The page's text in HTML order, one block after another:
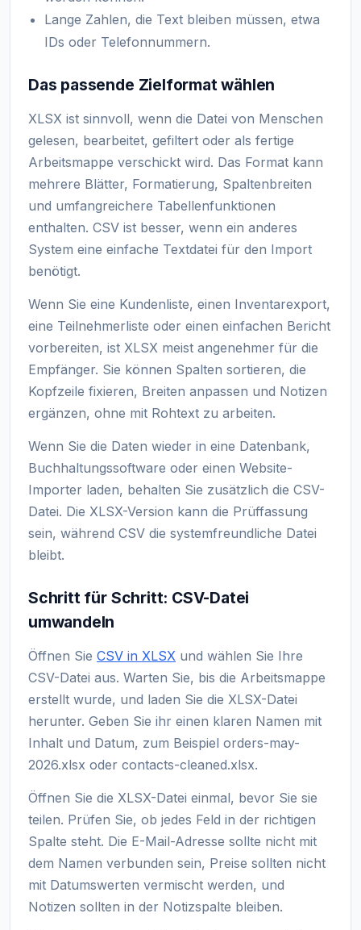
Lange Zahlen, die Text bleiben müssen, etwa
IDs oder Telefonnummern.
Das passende Zielformat wählen
XLSX ist sinnvoll, wenn die Datei von Menschen
gelesen, bearbeitet, gefiltert oder als fertige
Arbeitsmappe verschickt wird. Das Format kann
mehrere Blätter, Formatierung, Spaltenbreiten
und umfangreichere Tabellenfunktionen
enthalten. CSV ist besser, wenn ein anderes
System eine einfache Textdatei für den Import
benötigt.
Wenn Sie eine Kundenliste, einen Inventarexport,
eine Teilnehmerliste oder einen einfachen Bericht
vorbereiten, ist XLSX meist angenehmer für die
Empfänger. Sie können Spalten sortieren, die
Kopfzeile fixieren, Breiten anpassen und Notizen
ergänzen, ohne mit Rohtext zu arbeiten.
Wenn Sie die Daten wieder in eine Datenbank,
Buchhaltungssoftware oder einen Website-
Importer laden, behalten Sie zusätzlich die CSV-
Datei. Die XLSX-Version kann die Prüffassung
sein, während CSV die systemfreundliche Datei
bleibt.
Schritt für Schritt: CSV-Datei
umwandeln
Öffnen Sie CSV in XLSX und wählen Sie Ihre
CSV-Datei aus. Warten Sie, bis die Arbeitsmappe
erstellt wurde, und laden Sie die XLSX-Datei
herunter. Geben Sie ihr einen klaren Namen mit
Inhalt und Datum, zum Beispiel orders-may-
2026.xlsx oder contacts-cleaned.xlsx.
Öffnen Sie die XLSX-Datei einmal, bevor Sie sie
teilen. Prüfen Sie, ob jedes Feld in der richtigen
Spalte steht. Die E-Mail-Adresse sollte nicht mit
dem Namen verbunden sein, Preise sollten nicht
mit Datumswerten vermischt werden, und
Notizen sollten in der Notizspalte bleiben.